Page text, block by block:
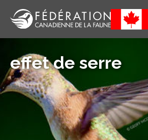
effet de serre